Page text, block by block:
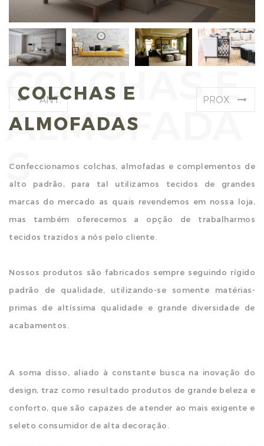
ANT. PROX.
COLCHAS E
ALMOFADAS
Confeccionamos colchas, almofadas e complementos de
alto padrão, para tal utilizamos tecidos de grandes
marcas do mercado as quais revendemos em nossa loja,
mas também oferecemos a opção de trabalharmos
tecidos trazidos a nós pelo cliente.
Nossos produtos são fabricados sempre seguindo rígido
padrão de qualidade, utilizando-se somente matérias-
primas de altíssima qualidade e grande diversidade de
acabamentos.
A soma disso, aliado à constante busca na inovação do
design, traz como resultado produtos de grande beleza e
conforto, que são capazes de atender ao mais exigente e
seleto consumidor de alta decoração.